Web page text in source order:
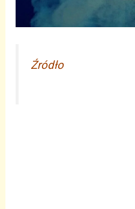
Źródło